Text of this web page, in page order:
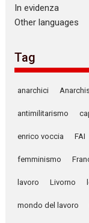
In evidenza
Other languages
Tag
anarchici
antimilitarismo
enrico voccia FAI
femminismo
lavoro Livorno
mondo del lavoro